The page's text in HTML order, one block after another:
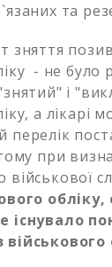
та
зняття
- не було
і
а лікарі
при
обліку,
існувало